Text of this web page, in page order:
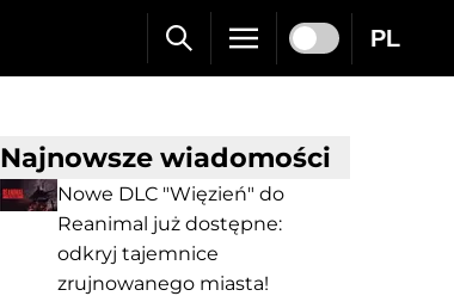
PL
Najnowsze wiadomości
Nowe DLC "Więzień" do
Reanimal już dostępne:
odkryj tajemnice
zrujnowanego miasta!